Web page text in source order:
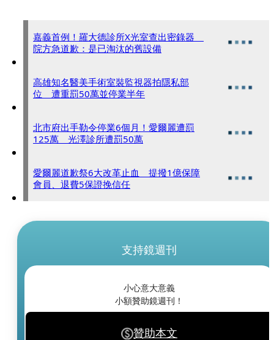
嘉義首例！羅大德診所X光室查出密錄器
院方急道歉：是已淘汰的舊設備
高雄知名醫美手術室裝監視器拍隱私部
位 遭重罰50萬並停業半年
北市府出手勒令停業6個月！愛爾麗遭罰
125萬 光澤診所遭罰50萬
愛爾麗道歉祭6大改革止血 提撥1億保障
會員、退費5保證挽信任
支持鏡週刊
小心意大意義
小額贊助鏡週刊！
贊助本文